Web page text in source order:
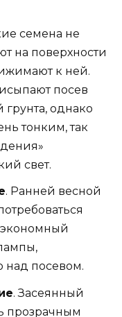
семена не
на поверхности
к ней.
посев
однако
тонким, так
свет.
. Ранней весной
над посевом.
. Засеянный
прозрачным